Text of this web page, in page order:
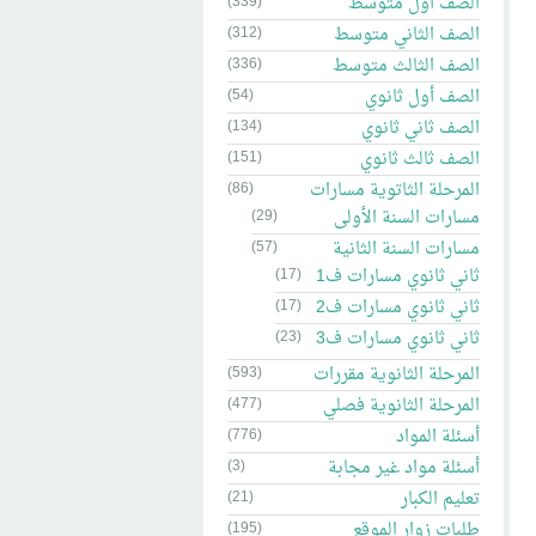
الصف الثاني متوسط (312)
الصف الثالث متوسط (336)
الصف أول ثانوي (54)
الصف ثاني ثانوي (134)
الصف ثالث ثانوي (151)
المرحلة الثاتوية مسارات (86)
مسارات السنة الأولى (29)
مسارات السنة الثانية (57)
ثاني ثانوي مسارات ف1 (17)
ثاني ثانوي مسارات ف2 (17)
ثاني ثانوي مسارات ف3 (23)
المرحلة الثانوية مقررات (593)
المرحلة الثانوية فصلي (477)
أسئلة المواد (776)
أسئلة مواد غير مجابة (3)
تعليم الكبار (21)
(195)